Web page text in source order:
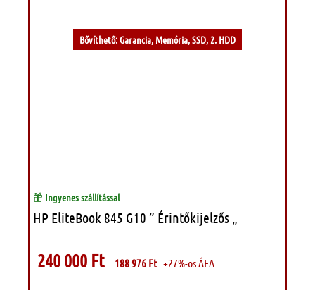
Bővíthető: Garancia, Memória, SSD, 2. HDD
Ingyenes szállítással
HP EliteBook 845 G10 ” Érintőkijelzős „
240 000 Ft 188 976 Ft +27%-os ÁFA